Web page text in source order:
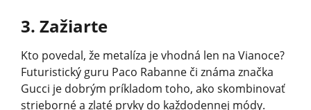
3. Zažiarte
Kto povedal, že metalíza je vhodná len na Vianoce?
Futuristický guru Paco Rabanne či známa značka
Gucci je dobrým príkladom toho, ako skombinovať
strieborné a zlaté prvky do každodennej módy.